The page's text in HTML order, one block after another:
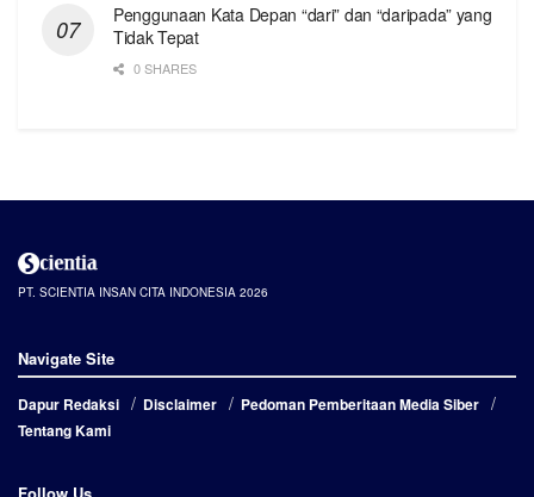
Penggunaan Kata Depan “dari” dan “daripada” yang
Tidak Tepat
0 SHARES
PT. SCIENTIA INSAN CITA INDONESIA 2026
Navigate Site
Dapur Redaksi Disclaimer
Pedoman Pemberitaan Media Siber
Tentang Kami